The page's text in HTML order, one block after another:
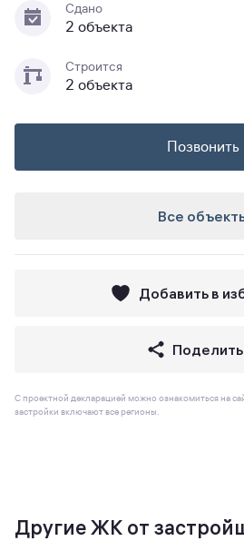
Сдано
2 объекта
Строится
2 объекта
Позвонить
Все
Добавить в
С проектной декларацией можно ознакомиться на
застройки включают все регионы.
Другие ЖК от